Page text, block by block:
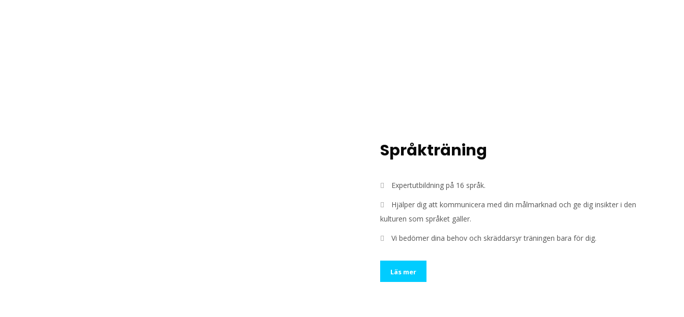
Språkträning
Expertutbildning på 16 språk.
Hjälper dig att kommunicera med din målmarknad och ge dig insikter i den
kulturen som språket gäller.
Vi bedömer dina behov och skräddarsyr träningen bara för dig.
Läs mer